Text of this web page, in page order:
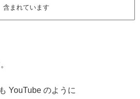
含まれています
YouTube のように